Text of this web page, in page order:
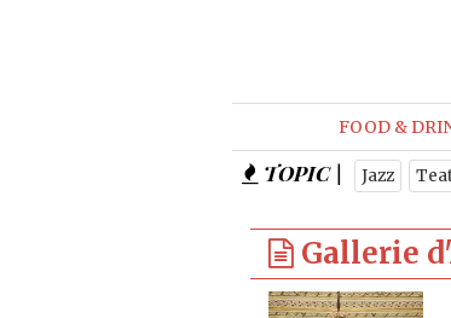
FOOD &
TOPIC | Jazz
Gallerie